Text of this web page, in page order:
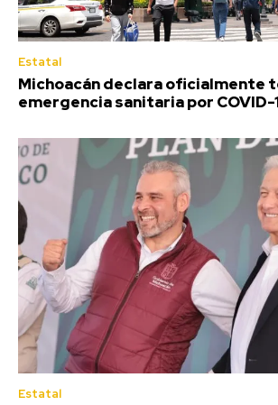
Estatal
Michoacán declara oficialmente
emergencia sanitaria por COVID-
Estatal